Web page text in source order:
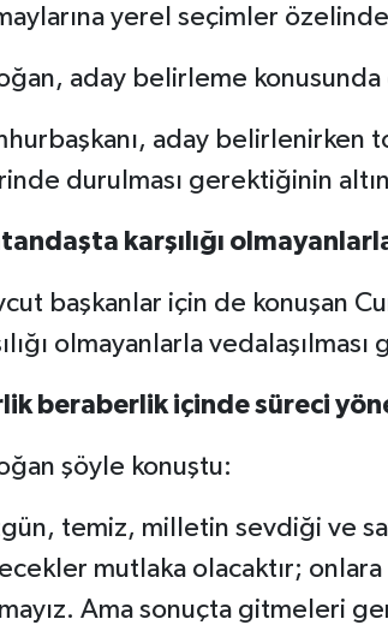
yerel seçimler özelinde
aday belirleme
aday belirlenirken
durulması gerektiğinin
karşılığı
başkanlar için de konuşan
olmayanlarla
beraberlik içinde süreci
şöyle konuştu:
temiz, milletin sevdiği ve
mutlaka olacaktır; onlara
Ama sonuçta gitmeleri